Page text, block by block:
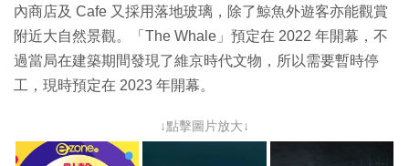
內商店及 Cafe 又採用落地玻璃，除了鯨魚外遊客亦能觀賞
附近大自然景觀。「The Whale」預定在 2022 年開幕，不
過當局在建築期間發現了維京時代文物，所以需要暫時停
工，現時預定在 2023 年開幕。
↓點擊圖片放大↓